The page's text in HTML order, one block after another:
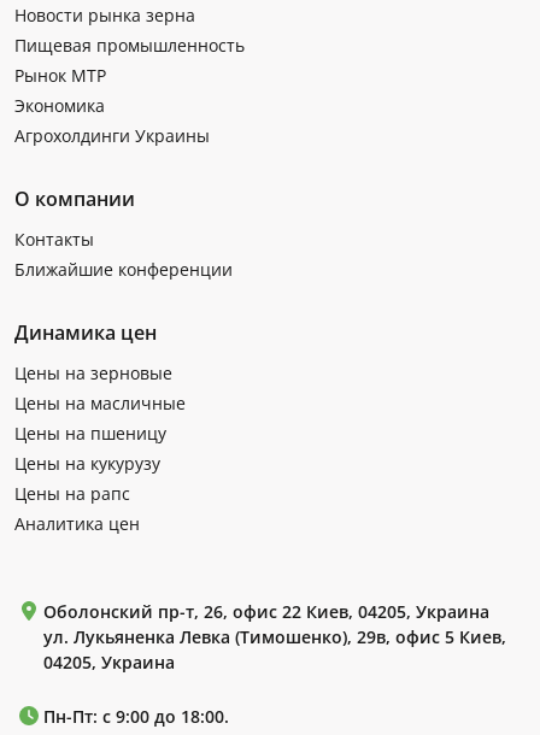
Новости рынка зерна
Пищевая промышленность
Рынок МТР
Экономика
Агрохолдинги Украины
О компании
Контакты
Ближайшие конференции
Динамика цен
Цены на зерновые
Цены на масличные
Цены на пшеницу
Цены на кукурузу
Цены на рапс
Аналитика цен
Оболонский пр-т, 26, офис 22 Киев, 04205, Украина
ул. Лукьяненка Левка (Тимошенко), 29в, офис 5 Киев,
04205, Украина
Пн-Пт: с 9:00 до 18:00.